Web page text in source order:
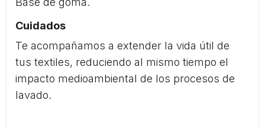
Cuidados
Te acompañamos a extender la vida útil de
tus textiles, reduciendo al mismo tiempo el
impacto medioambiental de los procesos de
lavado.